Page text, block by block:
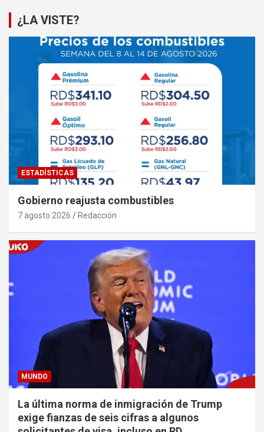
entradas
¿LA VISTE?
ESTADÍSTICAS
Gobierno reajusta combustibles
7 agosto 2026 Redacción
MUNDO
La última norma de inmigración de Trump
exige fianzas de seis cifras a algunos